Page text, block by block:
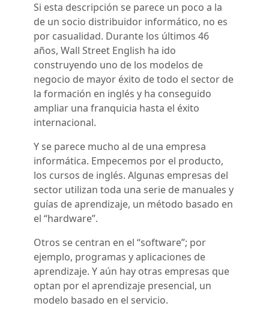
Si esta descripción se parece un poco a la
de un socio distribuidor informático, no es
por casualidad. Durante los últimos 46
años, Wall Street English ha ido
construyendo uno de los modelos de
negocio de mayor éxito de todo el sector de
la formación en inglés y ha conseguido
ampliar una franquicia hasta el éxito
internacional.
Y se parece mucho al de una empresa
informática. Empecemos por el producto,
los cursos de inglés. Algunas empresas del
sector utilizan toda una serie de manuales y
guías de aprendizaje, un método basado en
el “hardware”.
Otros se centran en el “software”; por
ejemplo, programas y aplicaciones de
aprendizaje. Y aún hay otras empresas que
optan por el aprendizaje presencial, un
modelo basado en el servicio.